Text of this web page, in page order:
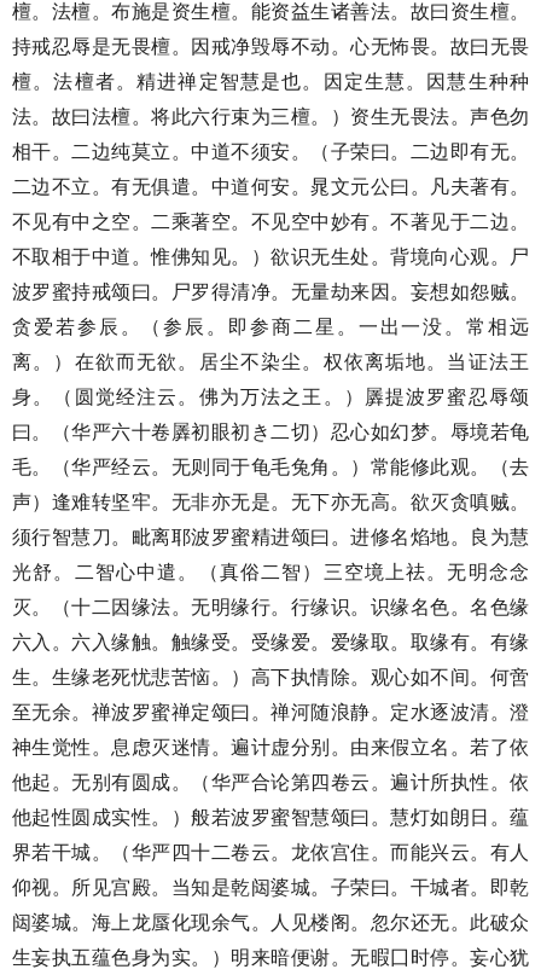
檀。法檀。布施是资生檀。能资益生诸善法。故曰资生檀。
持戒忍辱是无畏檀。因戒净毁辱不动。心无怖畏。故曰无畏
檀。法檀者。精进禅定智慧是也。因定生慧。因慧生种种
法。故曰法檀。将此六行束为三檀。）资生无畏法。声色勿
相干。二边纯莫立。中道不须安。（子荣曰。二边即有无。
二边不立。有无俱遣。中道何安。晁文元公曰。凡夫著有。
不见有中之空。二乘著空。不见空中妙有。不著见于二边。
不取相于中道。惟佛知见。）欲识无生处。背境向心观。尸
波罗蜜持戒颂曰。尸罗得清净。无量劫来因。妄想如怨贼。
贪爱若参辰。（参辰。即参商二星。一出一没。常相远
离。）在欲而无欲。居尘不染尘。权依离垢地。当证法王
身。（圆觉经注云。佛为万法之王。）羼提波罗蜜忍辱颂
曰。（华严六十卷羼初眼初き二切）忍心如幻梦。辱境若龟
毛。（华严经云。无则同于龟毛兔角。）常能修此观。（去
声）逢难转坚牢。无非亦无是。无下亦无高。欲灭贪嗔贼。
须行智慧刀。毗离耶波罗蜜精进颂曰。进修名焰地。良为慧
光舒。二智心中遣。（真俗二智）三空境上祛。无明念念
灭。（十二因缘法。无明缘行。行缘识。识缘名色。名色缘
六入。六入缘触。触缘受。受缘爱。爱缘取。取缘有。有缘
生。生缘老死忧悲苦恼。）高下执情除。观心如不间。何啻
至无余。禅波罗蜜禅定颂曰。禅河随浪静。定水逐波清。澄
神生觉性。息虑灭迷情。遍计虚分别。由来假立名。若了依
他起。无别有圆成。（华严合论第四卷云。遍计所执性。依
他起性圆成实性。）般若波罗蜜智慧颂曰。慧灯如朗日。蕴
界若干城。（华严四十二卷云。龙依宫住。而能兴云。有人
仰视。所见宫殿。当知是乾闼婆城。子荣曰。干城者。即乾
闼婆城。海上龙蜃化现余气。人见楼阁。忽尔还无。此破众
生妄执五蕴色身为实。）明来暗便谢。无暇囗时停。妄心犹